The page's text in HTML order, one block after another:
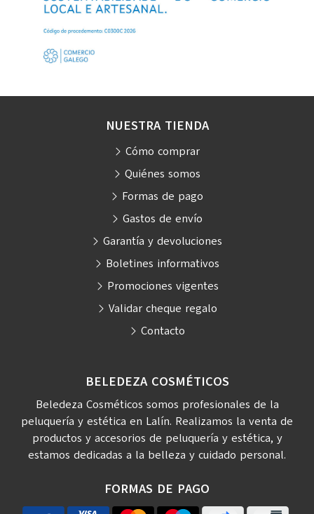
BELEDEZA COSMÉTICOS
Beledeza Cosméticos somos profesionales de la
peluquería y estética en Lalín. Realizamos la venta de
productos y accesorios de peluquería y estética, y
estamos dedicadas a la belleza y cuidado personal.
FORMAS DE PAGO
NUESTRA TIENDA
Cómo comprar
Quiénes somos
Formas de pago
Gastos de envío
Garantía y devoluciones
Boletines informativos
Promociones vigentes
Validar cheque regalo
Contacto